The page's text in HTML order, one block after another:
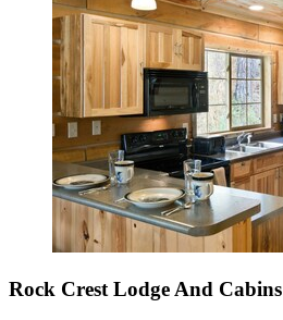
Rock Crest Lodge And Cabins